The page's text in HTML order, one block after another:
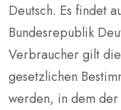
Deutsch. Es findet
Bundesrepublik
Verbraucher gilt
gesetzlichen
werden, in dem der